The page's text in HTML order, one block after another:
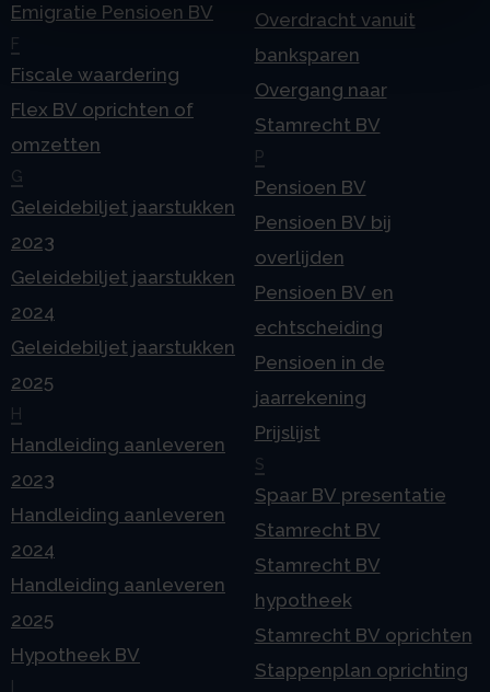
Emigratie Pensioen BV
F
Fiscale waardering
Flex BV oprichten of
omzetten
G
Geleidebiljet jaarstukken
2023
Geleidebiljet jaarstukken
2024
Geleidebiljet jaarstukken
2025
H
Handleiding aanleveren
2023
Handleiding aanleveren
2024
Handleiding aanleveren
2025
Hypotheek BV
Overdracht vanuit
banksparen
Overgang naar
Stamrecht BV
P
Pensioen BV
Pensioen BV bij
overlijden
Pensioen BV en
echtscheiding
Pensioen in de
jaarrekening
Prijslijst
S
Spaar BV presentatie
Stamrecht BV
Stamrecht BV
hypotheek
Stamrecht BV oprichten
Stappenplan oprichting